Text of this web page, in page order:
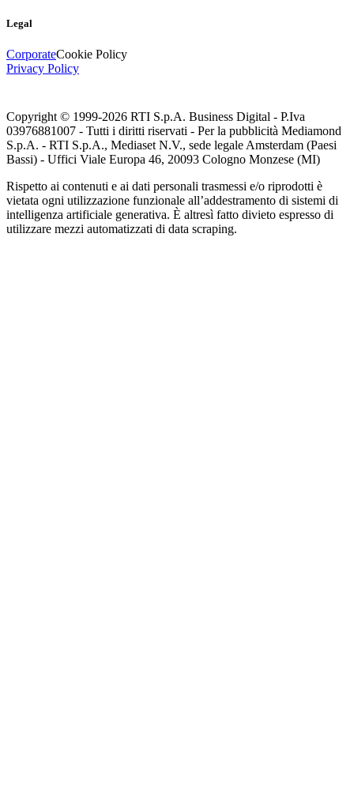
Legal
CorporateCookie Policy
Privacy Policy
Copyright © 1999-2026 RTI S.p.A. Business Digital - P.Iva
03976881007 - Tutti i diritti riservati - Per la pubblicità Mediamond
S.p.A. - RTI S.p.A., Mediaset N.V., sede legale Amsterdam (Paesi
Bassi) - Uffici Viale Europa 46, 20093 Cologno Monzese (MI)
Rispetto ai contenuti e ai dati personali trasmessi e/o riprodotti è
vietata ogni utilizzazione funzionale all’addestramento di sistemi di
intelligenza artificiale generativa. È altresì fatto divieto espresso di
utilizzare mezzi automatizzati di data scraping.